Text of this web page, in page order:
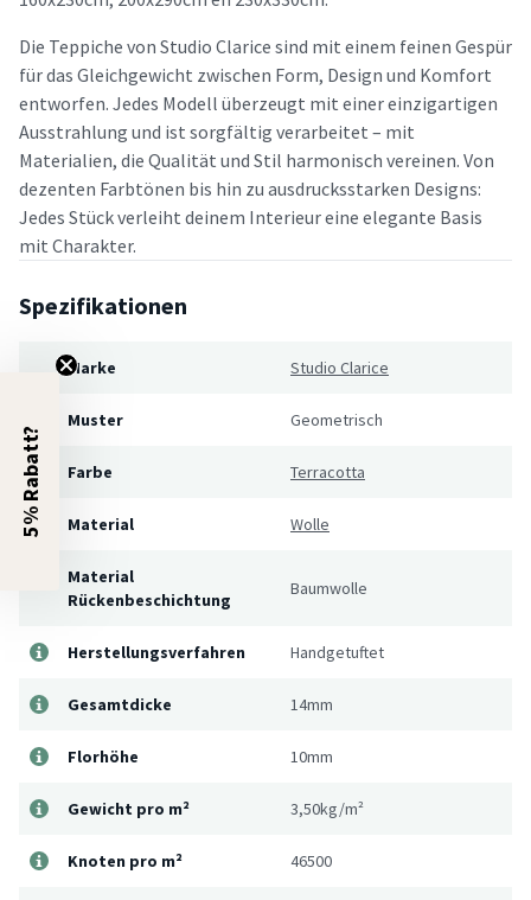
Die Teppiche von Studio Clarice sind mit einem feinen Gespür
für das Gleichgewicht zwischen Form, Design und Komfort
entworfen. Jedes Modell überzeugt mit einer einzigartigen
Ausstrahlung und ist sorgfältig verarbeitet – mit
Materialien, die Qualität und Stil harmonisch vereinen. Von
dezenten Farbtönen bis hin zu ausdrucksstarken Designs:
Jedes Stück verleiht deinem Interieur eine elegante Basis
mit Charakter.
Spezifikationen
Marke Studio Clarice
Muster Geometrisch
Farbe Terracotta
Material Wolle
Material
Rückenbeschichtung
Baumwolle
Herstellungsverfahren Handgetuftet
Gesamtdicke 14mm
Florhöhe 10mm
Gewicht pro m² 3,50kg/m²
Knoten pro m² 46500
5% Rabatt?